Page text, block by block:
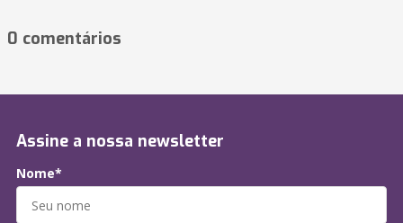
0 comentários
Assine a nossa newsletter
Nome*